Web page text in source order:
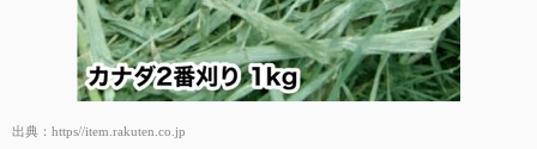
出典： https//item.rakuten.co.jp